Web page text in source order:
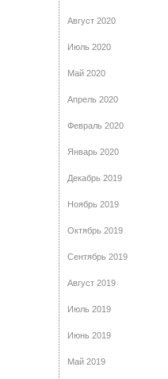
Август 2020
Июль 2020
Май 2020
Апрель 2020
Февраль 2020
Январь 2020
Декабрь 2019
Ноябрь 2019
Октябрь 2019
Сентябрь 2019
Август 2019
Июль 2019
Июнь 2019
Май 2019